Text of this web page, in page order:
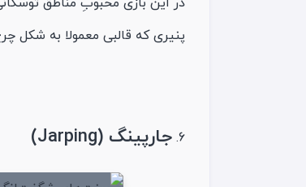
پنیری که قالبی معمولا به شکل
جارپینگ (Jarping)